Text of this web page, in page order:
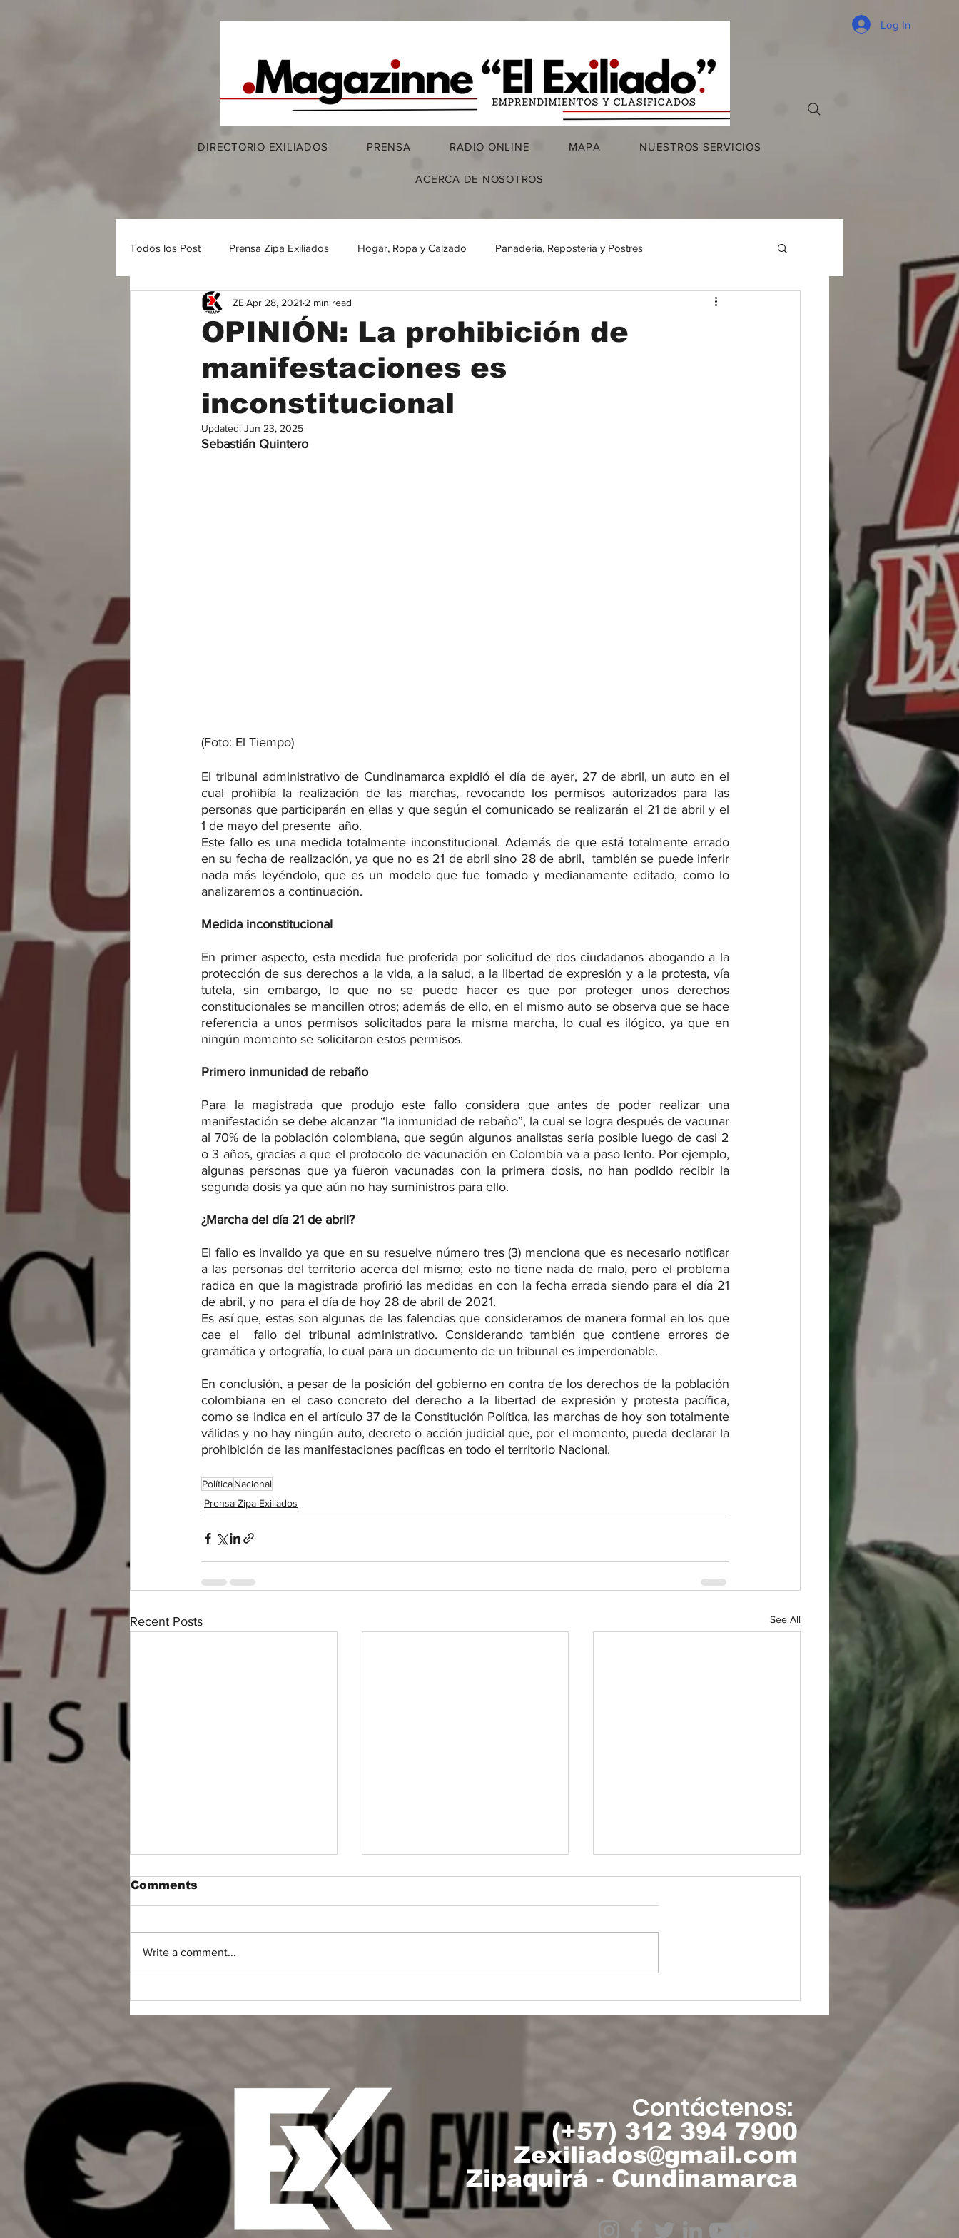
Log In
DIRECTORIO EXILIADOS PRENSA RADIO ONLINE MAPA NUESTROS SERVICIOS
ACERCA DE NOSOTROS
Todos los Post Prensa Zipa Exiliados Hogar, Ropa y Calzado Panaderia, Reposteria y Postres
Restaurantes y Comidas rapidas Bares y Discotecas
Hotelería y Turismo Bebidas, Cafés y Onces Fundaciones y Servicios Sociales
OPINIÓN: La prohibición de
manifestaciones es
inconstitucional
ZEApr 28, 2021 2 min read
Updated: Jun 23, 2025
Sebastián Quintero
(Foto: El Tiempo)
El tribunal administrativo de Cundinamarca expidió el día de ayer, 27 de abril, un auto en el
cual prohibía la realización de las marchas, revocando los permisos autorizados para las
personas que participarán en ellas y que según el comunicado se realizarán el 21 de abril y el
1 de mayo del presente  año.
Este fallo es una medida totalmente inconstitucional. Además de que está totalmente errado
en su fecha de realización, ya que no es 21 de abril sino 28 de abril,  también se puede inferir
nada más leyéndolo, que es un modelo que fue tomado y medianamente editado, como lo
analizaremos a continuación.
Medida inconstitucional
En primer aspecto, esta medida fue proferida por solicitud de dos ciudadanos abogando a la
protección de sus derechos a la vida, a la salud, a la libertad de expresión y a la protesta, vía
tutela, sin embargo, lo que no se puede hacer es que por proteger unos derechos
constitucionales se mancillen otros; además de ello, en el mismo auto se observa que se hace
referencia a unos permisos solicitados para la misma marcha, lo cual es ilógico, ya que en
ningún momento se solicitaron estos permisos.
Primero inmunidad de rebaño
Para la magistrada que produjo este fallo considera que antes de poder realizar una
manifestación se debe alcanzar “la inmunidad de rebaño”, la cual se logra después de vacunar
al 70% de la población colombiana, que según algunos analistas sería posible luego de casi 2
o 3 años, gracias a que el protocolo de vacunación en Colombia va a paso lento. Por ejemplo,
algunas personas que ya fueron vacunadas con la primera dosis, no han podido recibir la
segunda dosis ya que aún no hay suministros para ello.
¿Marcha del día 21 de abril?
El fallo es invalido ya que en su resuelve número tres (3) menciona que es necesario notificar
a las personas del territorio acerca del mismo; esto no tiene nada de malo, pero el problema
radica en que la magistrada profirió las medidas en con la fecha errada siendo para el día 21
de abril, y no  para el día de hoy 28 de abril de 2021.
Es así que, estas son algunas de las falencias que consideramos de manera formal en los que
cae el  fallo del tribunal administrativo. Considerando también que contiene errores de
gramática y ortografía, lo cual para un documento de un tribunal es imperdonable.
En conclusión, a pesar de la posición del gobierno en contra de los derechos de la población
colombiana en el caso concreto del derecho a la libertad de expresión y protesta pacífica,
como se indica en el artículo 37 de la Constitución Política, las marchas de hoy son totalmente
válidas y no hay ningún auto, decreto o acción judicial que, por el momento, pueda declarar la
prohibición de las manifestaciones pacíficas en todo el territorio Nacional.
PolíticaNacional
Prensa Zipa Exiliados
Recent Posts See All
Comments
Write a comment...
Contáctenos:
(+57) 312 394 7900
Zexiliados@gmail.com
Zipaquirá - Cundinamarca